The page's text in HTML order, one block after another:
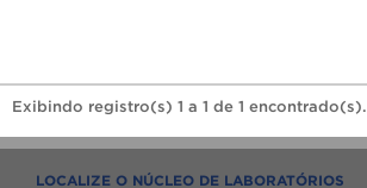
Exibindo registro(s) 1 a 1 de 1 encontrado(s).
LOCALIZE O NÚCLEO DE LABORATÓRIOS